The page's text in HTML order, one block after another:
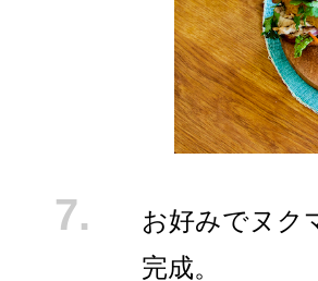
お好みでヌク
完成。